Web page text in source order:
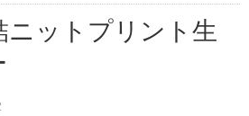
ニットプリント生